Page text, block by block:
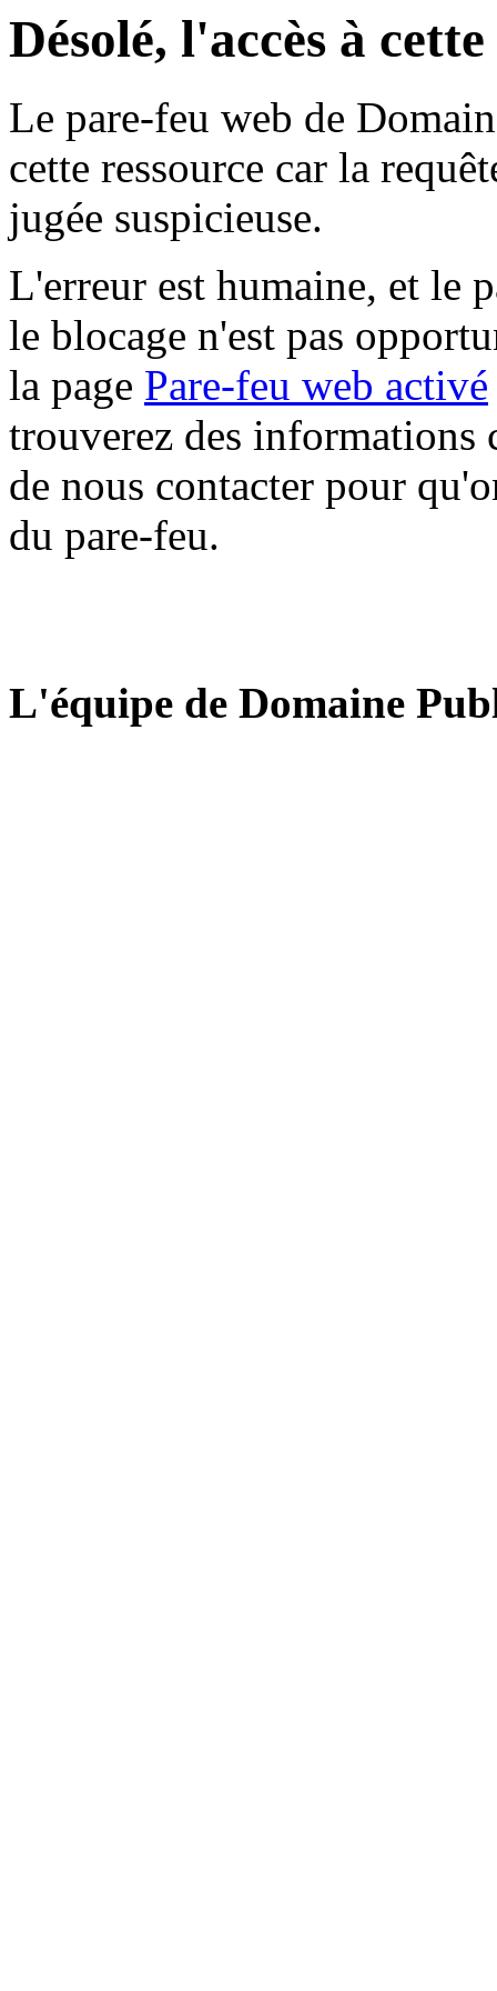
Désolé, l'accès à
Le pare-feu web de
cette ressource car la
jugée suspicieuse.
L'erreur est humaine, et le
le blocage n'est pas
la page Pare-feu web activé
trouverez des informations
de nous contacter pour
du pare-feu.
L'équipe de Domaine